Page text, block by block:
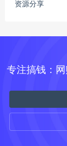
资源分享
专注搞钱：